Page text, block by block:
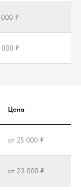
000 ₽
000 ₽
Цена
от 25 000 ₽
от 23 000 ₽